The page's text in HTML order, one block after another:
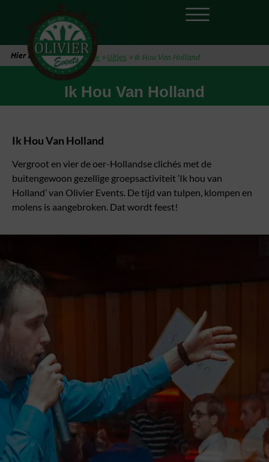
Hier ben je: Home »Uitjes »Ik Hou Van Holland
Ik Hou Van Holland
Ik Hou Van Holland
Vergroot en vier de oer-Hollandse clichés met de
buitengewoon gezellige groepsactiviteit ‘Ik hou van
Holland’ van Olivier Events. De tijd van tulpen, klompen en
molens is aangebroken. Dat wordt feest!